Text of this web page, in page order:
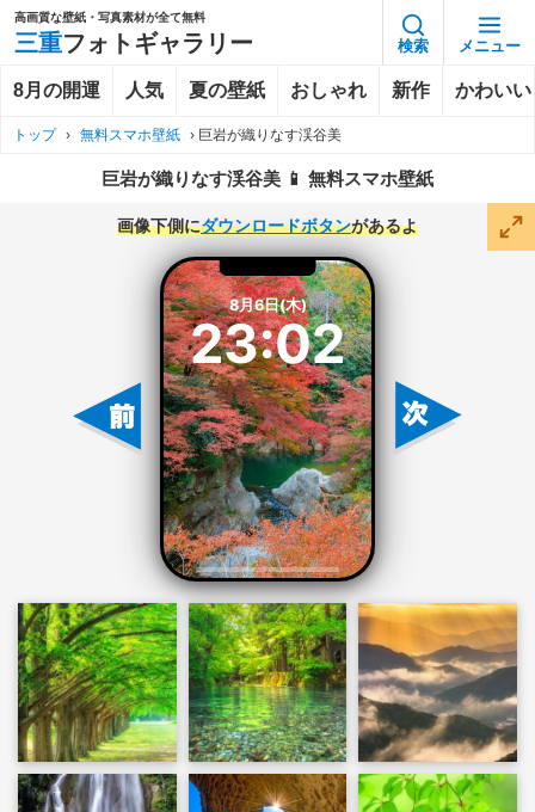
高画質な壁紙・写真素材が全て無料
三重フォトギャラリー 検索 メニュー
8月の開運 人気 夏の壁紙 おしゃれ 新作 かわいい
トップ › 無料スマホ壁紙 › 巨岩が織りなす渓谷美
巨岩が織りなす渓谷美 📱 無料スマホ壁紙
画像下側にダウンロードボタンがあるよ
8月6日(木)
23:02